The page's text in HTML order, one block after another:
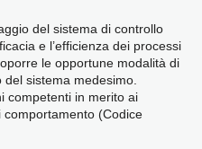
del sistema di controllo
e l’efficienza dei processi
le opportune modalità di
sistema medesimo.
competenti in merito ai
(Codice